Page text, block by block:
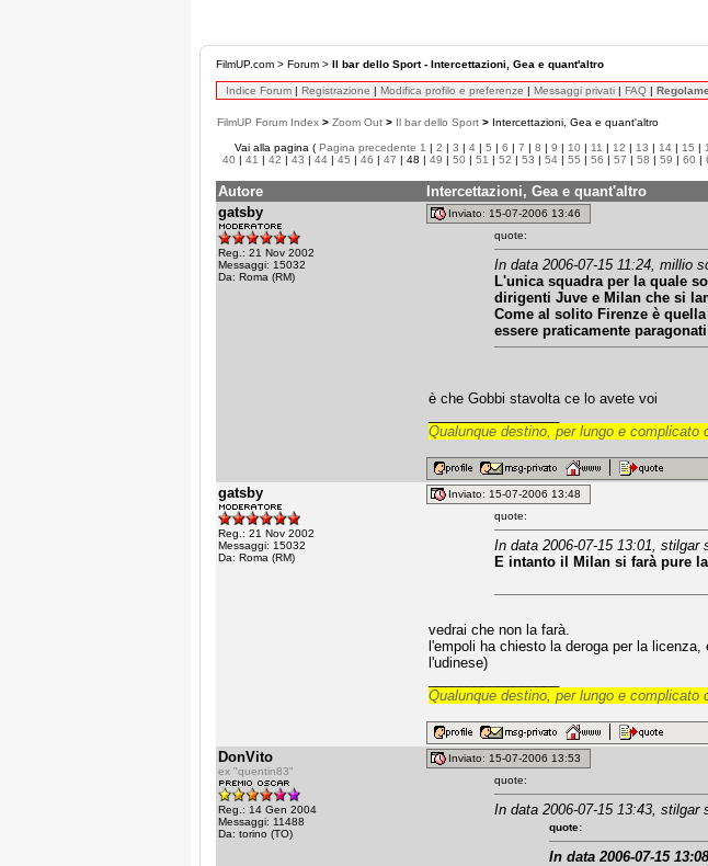
FilmUP.com > Forum > Il bar dello Sport - Intercettazioni, Gea e quant'altro
Indice Forum | Registrazione | Modifica profilo e preferenze | Messaggi privati | FAQ |
FilmUP Forum Index > Zoom Out > Il bar dello Sport > Intercettazioni, Gea e quant'altro
Vai alla pagina ( Pagina precedente 1 | 2 | 3 | 4 | 5 | 6 | 7 | 8 | 9 | 10 | 11 | 12 | 13 | 14 | 15 |
40 | 41 | 42 | 43 | 44 | 45 | 46 | 47 | 48 | 49 | 50 | 51 | 52 | 53 | 54 | 55 | 56 | 57 | 58 | 59 | 60 |
Autore
Intercettazioni, Gea e quant'altro
gatsby
Reg.: 21 Nov 2002
Messaggi: 15032
Da: Roma (RM)
Inviato: 15-07-2006 13:46
quote:
In data 2006-07-15 11:24, millio
L'unica squadra per la quale
dirigenti Juve e Milan che si
Come al solito Firenze è
essere praticamente
è che Gobbi stavolta ce lo avete voi
Qualunque destino, per lungo e
gatsby
Reg.: 21 Nov 2002
Messaggi: 15032
Da: Roma (RM)
Inviato: 15-07-2006 13:48
quote:
In data 2006-07-15 13:01, stilgar
E intanto il Milan si farà pure
vedrai che non la farà.
l'empoli ha chiesto la deroga per la
l'udinese)
Qualunque destino, per lungo e
DonVito
ex "quentin83"
Reg.: 14 Gen 2004
Messaggi: 11488
Da: torino (TO)
Inviato: 15-07-2006 13:53
quote:
In data 2006-07-15 13:43, stilgar
quote:
In data 2006-07-15